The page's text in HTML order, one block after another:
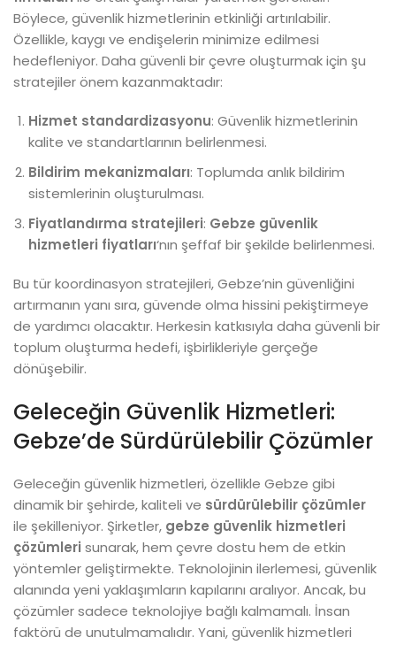
Böylece, güvenlik hizmetlerinin etkinliği artırılabilir.
Özellikle, kaygı ve endişelerin minimize edilmesi
hedefleniyor. Daha güvenli bir çevre oluşturmak için şu
stratejiler önem kazanmaktadır:
Hizmet standardizasyonu: Güvenlik hizmetlerinin
kalite ve standartlarının belirlenmesi.
Bildirim mekanizmaları: Toplumda anlık bildirim
sistemlerinin oluşturulması.
Fiyatlandırma stratejileri: Gebze güvenlik
hizmetleri fiyatları‘nın şeffaf bir şekilde belirlenmesi.
Bu tür koordinasyon stratejileri, Gebze’nin güvenliğini
artırmanın yanı sıra, güvende olma hissini pekiştirmeye
de yardımcı olacaktır. Herkesin katkısıyla daha güvenli bir
toplum oluşturma hedefi, işbirlikleriyle gerçeğe
dönüşebilir.
Geleceğin Güvenlik Hizmetleri:
Gebze’de Sürdürülebilir Çözümler
Geleceğin güvenlik hizmetleri, özellikle Gebze gibi
dinamik bir şehirde, kaliteli ve sürdürülebilir çözümler
ile şekilleniyor. Şirketler, gebze güvenlik hizmetleri
çözümleri sunarak, hem çevre dostu hem de etkin
yöntemler geliştirmekte. Teknolojinin ilerlemesi, güvenlik
alanında yeni yaklaşımların kapılarını aralıyor. Ancak, bu
çözümler sadece teknolojiye bağlı kalmamalı. İnsan
faktörü de unutulmamalıdır. Yani, güvenlik hizmetleri